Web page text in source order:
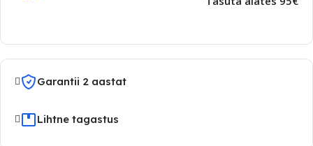
Garantii 2 aastat
Lihtne tagastus